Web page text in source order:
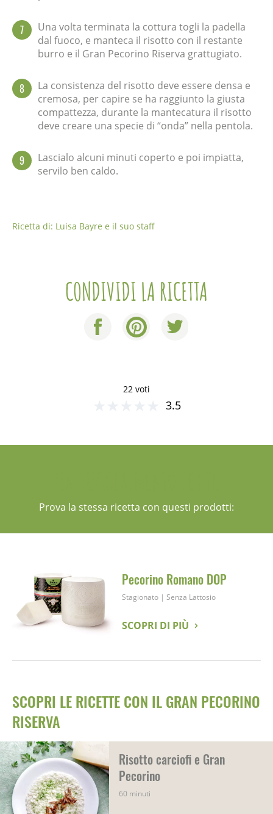
7
Una volta terminata la cottura togli la padella
dal fuoco, e manteca il risotto con il restante
burro e il Gran Pecorino Riserva grattugiato.
8
La consistenza del risotto deve essere densa e
cremosa, per capire se ha raggiunto la giusta
compattezza, durante la mantecatura il risotto
deve creare una specie di “onda” nella pentola.
9
Lascialo alcuni minuti coperto e poi impiatta,
servilo ben caldo.
Ricetta di: Luisa Bayre e il suo staff
CONDIVIDI LA RICETTA
22 voti
3.5
Prova la stessa ricetta con questi prodotti:
Pecorino Romano DOP
Stagionato | Senza Lattosio
SCOPRI DI PIÙ
SCOPRI LE RICETTE CON IL GRAN PECORINO
RISERVA
Risotto carciofi e Gran
Pecorino
60 minuti